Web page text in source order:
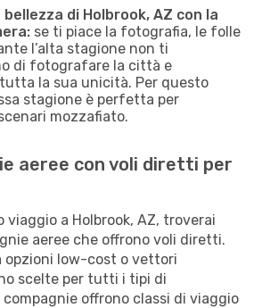
di Holbrook, AZ con la
se ti piace la fotografia, le folle
l’alta stagione non ti
di fotografare la città e
la sua unicità. Per questo
stagione è perfetta per
mozzafiato.
aeree con voli diretti per
viaggio a Holbrook, AZ, troverai
aeree che offrono voli diretti.
opzioni low-cost o vettori
scelte per tutti i tipi di
offrono classi di viaggio